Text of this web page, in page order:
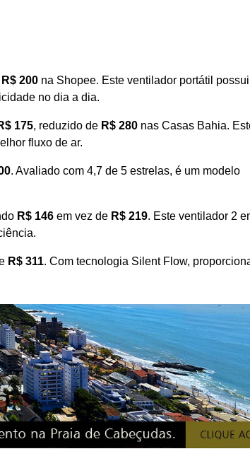
R$ 200 na Shopee. Este ventilador portátil possui
no dia a dia.
175, reduzido de R$ 280 nas Casas Bahia.
fluxo de ar.
. Avaliado com 4,7 de 5 estrelas, é um modelo
R$ 146 em vez de R$ 219. Este ventilador 2
R$ 311. Com tecnologia Silent Flow,